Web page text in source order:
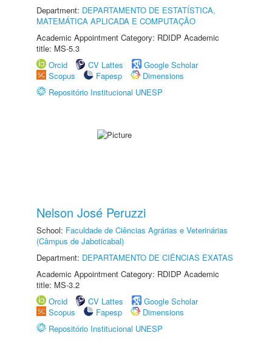
Department: DEPARTAMENTO DE ESTATÍSTICA,
MATEMÁTICA APLICADA E COMPUTAÇÃO
Academic Appointment Category: RDIDP Academic
title: MS-5.3
Orcid
CV Lattes
Google Scholar
Scopus
Fapesp
Dimensions
Repositório Institucional UNESP
Nelson José Peruzzi
School: Faculdade de Ciências Agrárias e Veterinárias
(Câmpus de Jaboticabal)
Department: DEPARTAMENTO DE CIÊNCIAS EXATAS
Academic Appointment Category: RDIDP Academic
title: MS-3.2
Orcid
CV Lattes
Google Scholar
Scopus
Fapesp
Dimensions
Repositório Institucional UNESP